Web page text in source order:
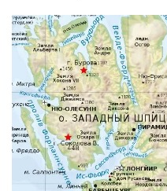
2014
ЧМ
футболу
2018
Крымские
события
Архитектура
Красная